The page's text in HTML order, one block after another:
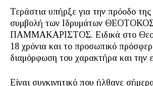
Τεράστια υπήρξε για την πρόοδο
συμβολή των Ιδρυμάτων
ΠΑΜΜΑΚΑΡΙΣΤΟΣ. Ειδικά στο
18 χρόνια και το προσωπικό
διαμόρφωση του χαρακτήρα και την
Είναι συγκινητικό που ήλθανε